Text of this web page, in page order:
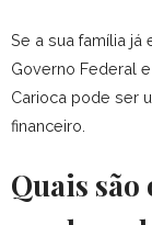
Se a sua família já
Governo Federal
Carioca pode ser
financeiro.
Quais